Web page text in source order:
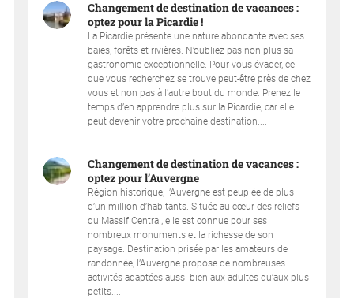
Changement de destination de vacances :
optez pour la Picardie !
La Picardie présente une nature abondante avec ses
baies, forêts et rivières. N’oubliez pas non plus sa
gastronomie exceptionnelle. Pour vous évader, ce
que vous recherchez se trouve peut-être près de chez
vous et non pas à l’autre bout du monde. Prenez le
temps d’en apprendre plus sur la Picardie, car elle
peut devenir votre prochaine destination....
Changement de destination de vacances :
optez pour l’Auvergne
Région historique, l’Auvergne est peuplée de plus
d’un million d’habitants. Située au cœur des reliefs
du Massif Central, elle est connue pour ses
nombreux monuments et la richesse de son
paysage. Destination prisée par les amateurs de
randonnée, l’Auvergne propose de nombreuses
activités adaptées aussi bien aux adultes qu’aux plus
petits....